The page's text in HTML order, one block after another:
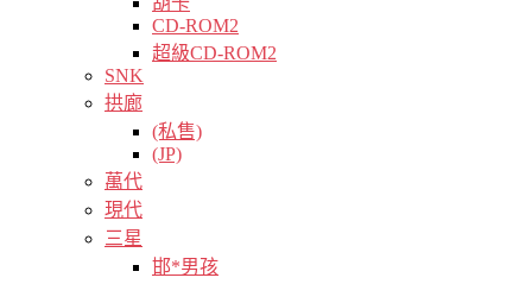
CD-ROM2
超級CD-ROM2
SNK
拱廊
(私售)
(JP)
萬代
現代
三星
邯*男孩